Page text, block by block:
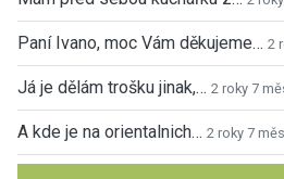
Paní Ivano, moc Vám děkujeme… 2
Já je dělám trošku jinak,… 2 roky 7
A kde je na orientalnich… 2 roky 7